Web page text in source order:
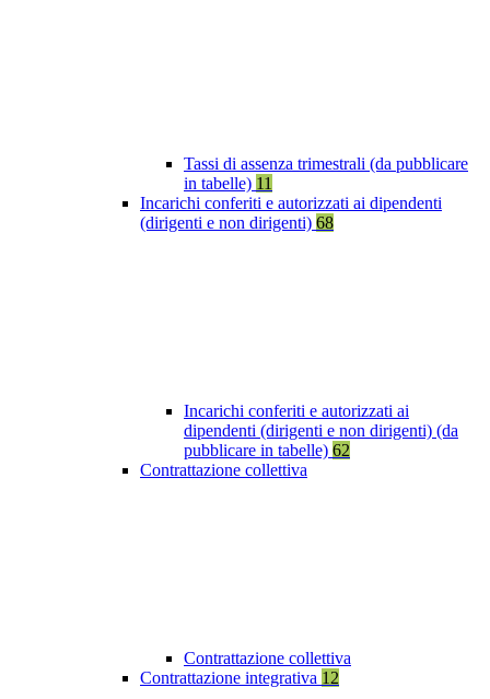
Tassi di assenza trimestrali (da pubblicare
in tabelle) 11
Incarichi conferiti e autorizzati ai dipendenti
(dirigenti e non dirigenti) 68
Incarichi conferiti e autorizzati ai
dipendenti (dirigenti e non dirigenti) (da
pubblicare in tabelle) 62
Contrattazione collettiva
Contrattazione collettiva
Contrattazione integrativa 12